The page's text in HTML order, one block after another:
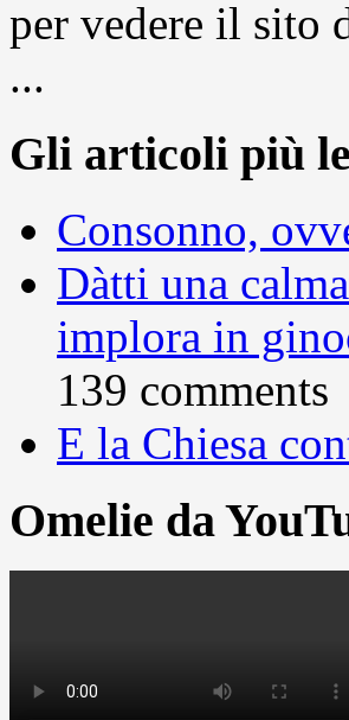
per vedere il
...
Gli articoli più
Consonno,
Dàtti una
implora in
139 comments
E la Chiesa
Omelie da